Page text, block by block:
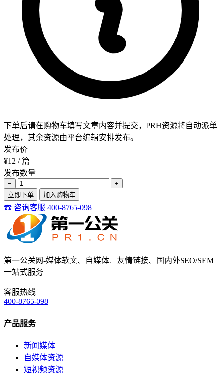
下单后请在购物车填写文章内容并提交，PRH资源将自动派单
处理，其余资源由平台编辑安排发布。
发布价
¥12 / 篇
发布数量
−
+
立即下单
加入购物车
☎ 咨询客服 400-8765-098
第一公关网-媒体软文、自媒体、友情链接、国内外SEO/SEM
一站式服务
客服热线
400-8765-098
产品服务
新闻媒体
自媒体资源
短视频资源